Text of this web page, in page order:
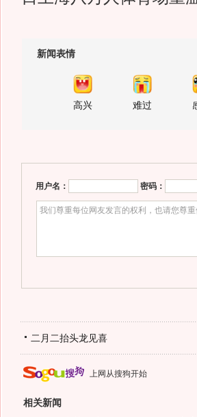
新闻表情
高兴 难过
用户名： 密码：
二月二抬头龙见喜
上网从搜狗开始
相关新闻